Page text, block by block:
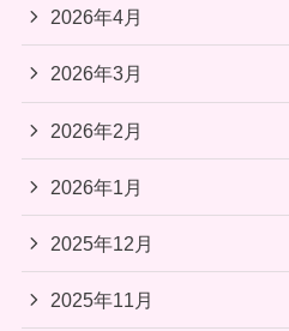
2026年4月
2026年3月
2026年2月
2026年1月
2025年12月
2025年11月